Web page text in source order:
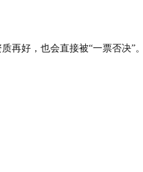
再好，也会直接被“一票否决”。